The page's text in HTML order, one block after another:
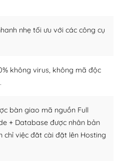
một diễn đàn cộng đồng
các nhân viên và những
có thể lên mạng và tìm
họ sẽ giúp bạn trả
sẵn sàng hỗ trợ bạn
nhẹ tối ưu với các công cụ
không virus, không mã độc
bàn giao mã nguồn Full
+ Database được nhân bản
việc đăt cài đặt lên Hosting